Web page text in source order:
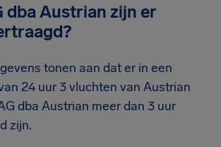
dba Austrian zijn er
tonen aan dat er in een
24 uur 3 vluchten van Austrian
dba Austrian meer dan 3 uur
zijn.